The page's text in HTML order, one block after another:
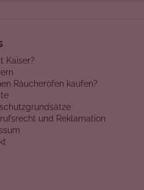
Kaiser?
Räucheröfen kaufen?
und Reklamation